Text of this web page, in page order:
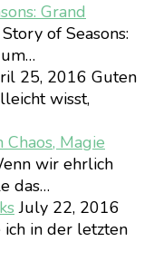
Grand
of Seasons:
25, 2016 Guten
wisst,
Magie
wir ehrlich
das…
July 22, 2016
in der letzten